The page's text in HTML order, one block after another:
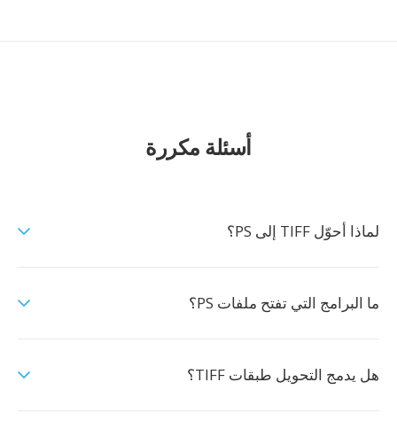
أسئلة مكررة
لماذا أحوّل TIFF إلى PS؟
ما البرامج التي تفتح ملفات PS؟
هل يدمج التحويل طبقات TIFF؟